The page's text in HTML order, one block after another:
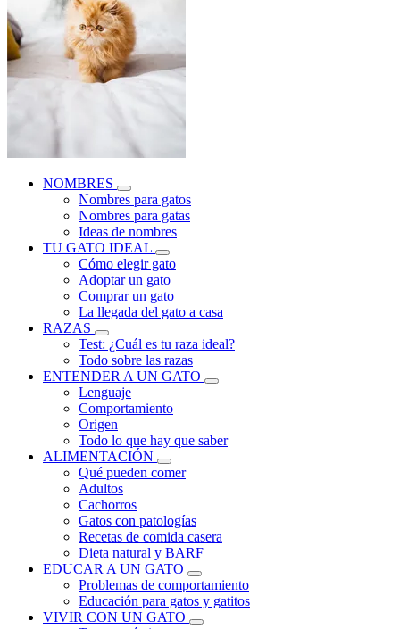
NOMBRES
Nombres para gatos
Nombres para gatas
Ideas de nombres
TU GATO IDEAL
Cómo elegir gato
Adoptar un gato
Comprar un gato
La llegada del gato a casa
RAZAS
Test: ¿Cuál es tu raza ideal?
Todo sobre las razas
ENTENDER A UN GATO
Lenguaje
Comportamiento
Origen
Todo lo que hay que saber
ALIMENTACIÓN
Qué pueden comer
Adultos
Cachorros
Gatos con patologías
Recetas de comida casera
Dieta natural y BARF
EDUCAR A UN GATO
Problemas de comportamiento
Educación para gatos y gatitos
VIVIR CON UN GATO